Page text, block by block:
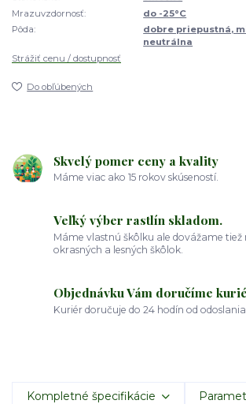
Mrazuvzdornosť:
do -25°C
Pôda:
dobre priepustná,
neutrálna
Strážiť cenu / dostupnosť
Do obľúbených
Skvelý pomer ceny a kvality
Máme viac ako 15 rokov skúseností.
Veľký výber rastlín skladom.
Máme vlastnú škôlku ale dovážame tiež
okrasných a lesných škôlok.
Objednávku Vám doručíme
Kuriér doručuje do 24 hodín od odoslania.
Kompletné špecifikácie